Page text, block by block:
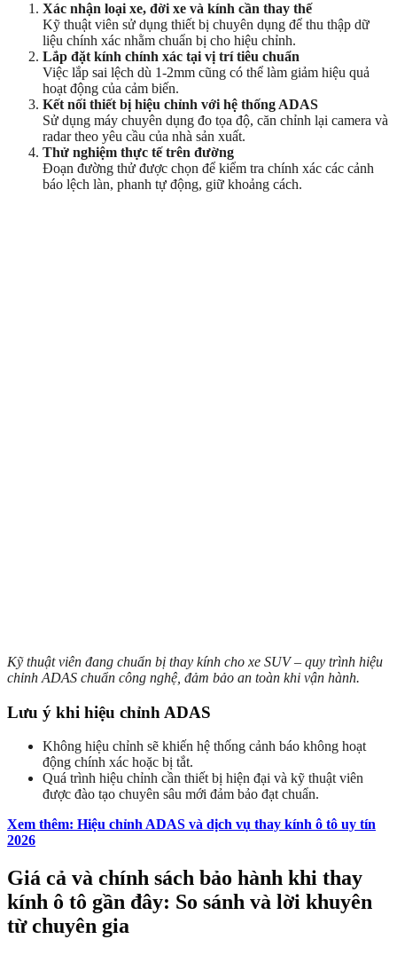
Xác nhận loại xe, đời xe và kính cần thay thế
Kỹ thuật viên sử dụng thiết bị chuyên dụng để thu thập dữ
liệu chính xác nhằm chuẩn bị cho hiệu chỉnh.
Lắp đặt kính chính xác tại vị trí tiêu chuẩn
Việc lắp sai lệch dù 1-2mm cũng có thể làm giảm hiệu quả
hoạt động của cảm biến.
Kết nối thiết bị hiệu chỉnh với hệ thống ADAS
Sử dụng máy chuyên dụng đo tọa độ, căn chỉnh lại camera và
radar theo yêu cầu của nhà sản xuất.
Thử nghiệm thực tế trên đường
Đoạn đường thử được chọn để kiểm tra chính xác các cảnh
báo lệch làn, phanh tự động, giữ khoảng cách.
Kỹ thuật viên đang chuẩn bị thay kính cho xe SUV – quy trình hiệu
chỉnh ADAS chuẩn công nghệ, đảm bảo an toàn khi vận hành.
Lưu ý khi hiệu chỉnh ADAS
Không hiệu chỉnh sẽ khiến hệ thống cảnh báo không hoạt
động chính xác hoặc bị tắt.
Quá trình hiệu chỉnh cần thiết bị hiện đại và kỹ thuật viên
được đào tạo chuyên sâu mới đảm bảo đạt chuẩn.
Xem thêm: Hiệu chỉnh ADAS và dịch vụ thay kính ô tô uy tín
2026
Giá cả và chính sách bảo hành khi thay
kính ô tô gần đây: So sánh và lời khuyên
từ chuyên gia